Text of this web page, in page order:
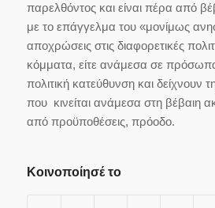
παρελθόντος και είναι πέρα από
με το επάγγελμα του «μονίμως
αποχρώσεις στις διαφορετικές
κόμματα, είτε ανάμεσα σε
πολιτική κατεύθυνση και δείχνουν
που κινείται ανάμεσα στη βέβαιη
από προϋποθέσεις, πρόοδο.
Κοινοποίησέ το